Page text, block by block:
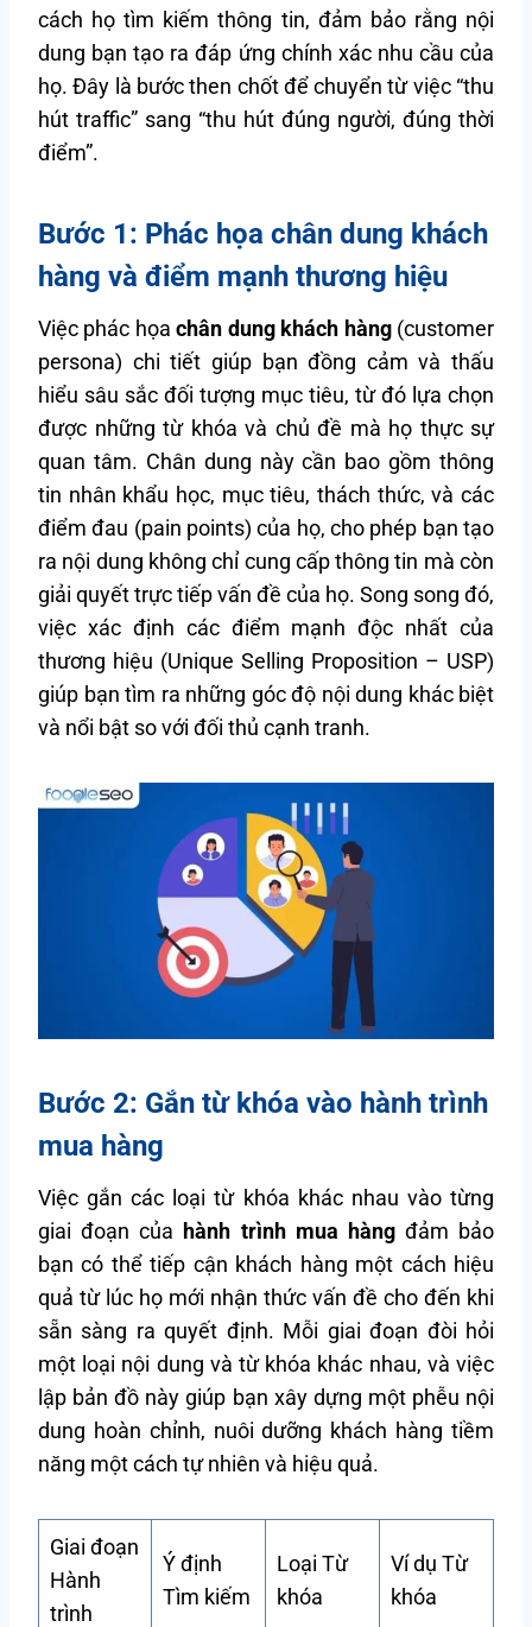
cách họ tìm kiếm thông tin, đảm bảo rằng nội
dung bạn tạo ra đáp ứng chính xác nhu cầu của
họ. Đây là bước then chốt để chuyển từ việc “thu
hút traffic” sang “thu hút đúng người, đúng thời
điểm”.
Bước 1: Phác họa chân dung khách
hàng và điểm mạnh thương hiệu
Việc phác họachân dung khách hàng(customer
persona) chi tiết giúp bạn đồng cảm và thấu
hiểu sâu sắc đối tượng mục tiêu, từ đó lựa chọn
được những từ khóa và chủ đề mà họ thực sự
quan tâm. Chân dung này cần bao gồm thông
tin nhân khẩu học, mục tiêu, thách thức, và các
điểm đau (pain points) của họ, cho phép bạn tạo
ra nội dung không chỉ cung cấp thông tin mà còn
giải quyết trực tiếp vấn đề của họ. Song song đó,
việc xác định các điểm mạnh độc nhất của
thương hiệu (Unique Selling Proposition – USP)
giúp bạn tìm ra những góc độ nội dung khác biệt
và nổi bật so với đối thủ cạnh tranh.
Bước 2: Gắn từ khóa vào hành trình
mua hàng
Việc gắn các loại từ khóa khác nhau vào từng
giai đoạn của hành trình mua hàngđảm bảo
bạn có thể tiếp cận khách hàng một cách hiệu
quả từ lúc họ mới nhận thức vấn đề cho đến khi
sẵn sàng ra quyết định. Mỗi giai đoạn đòi hỏi
một loại nội dung và từ khóa khác nhau, và việc
lập bản đồ này giúp bạn xây dựng một phễu nội
dung hoàn chỉnh, nuôi dưỡng khách hàng tiềm
năng một cách tự nhiên và hiệu quả.
Giai đoạn
Hành
trình
Ý định
Tìm kiếm
Loại Từ
khóa
Ví dụ Từ
khóa